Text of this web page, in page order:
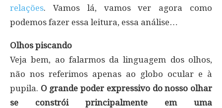
relações. Vamos lá, vamos ver agora como
podemos fazer essa leitura, essa análise…
Olhos piscando
Veja bem, ao falarmos da linguagem dos olhos,
não nos referimos apenas ao globo ocular e à
pupila. O grande poder expressivo do nosso olhar
se constrói principalmente em uma